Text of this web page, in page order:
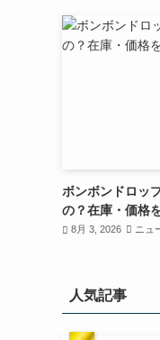
ボンボンドロッ
の？在庫・価格
8月 3, 2026 ニュ
人気記事